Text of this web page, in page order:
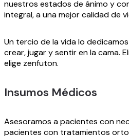
nuestros estados de ánimo y
integral, a una mejor calidad de
Un tercio de la vida lo
crear, jugar y sentir en la cama.
elige zenfuton.
Insumos Médicos
Asesoramos a pacientes con
pacientes con tratamientos